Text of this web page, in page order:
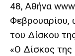
48, Αθήνα
Φεβρουαρίου,
του Δίσκου
«Ο Δίσκος της